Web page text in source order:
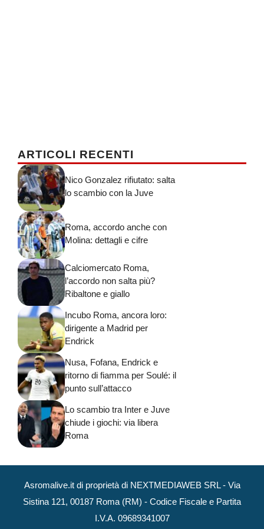
ARTICOLI RECENTI
Nico Gonzalez rifiutato: salta
lo scambio con la Juve
Roma, accordo anche con
Molina: dettagli e cifre
Calciomercato Roma,
l’accordo non salta più?
Ribaltone e giallo
Incubo Roma, ancora loro:
dirigente a Madrid per
Endrick
Nusa, Fofana, Endrick e
ritorno di fiamma per Soulé: il
punto sull’attacco
Lo scambio tra Inter e Juve
chiude i giochi: via libera
Roma
Asromalive.it di proprietà di NEXTMEDIAWEB SRL - Via
Sistina 121, 00187 Roma (RM) - Codice Fiscale e Partita
I.V.A. 09689341007